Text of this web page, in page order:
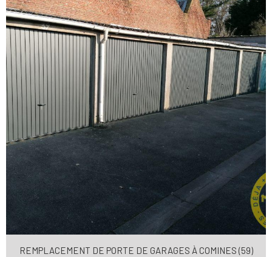
REMPLACEMENT DE PORTE DE GARAGES À COMINES (59)